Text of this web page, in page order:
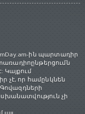
ին պարտադիր
Կայքում
որ համընկնեն
չի